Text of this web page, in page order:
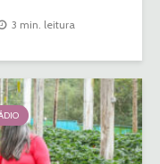
3 min. leitura